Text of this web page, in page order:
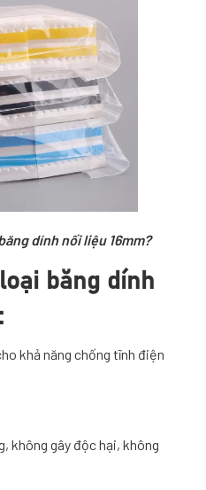
dính nối liệu 16mm?
băng dính
khả năng chống tĩnh điện
không gây độc hại, không